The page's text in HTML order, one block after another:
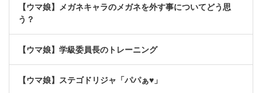
【ウマ娘】メガネキャラのメガネを外す事についてどう思
う？
【ウマ娘】学級委員長のトレーニング
【ウマ娘】ステゴドリジャ「パパぁ♥」